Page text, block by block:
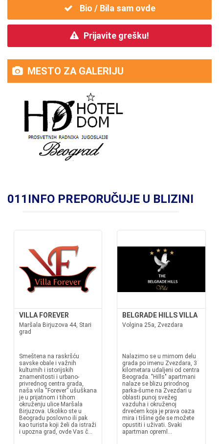
Bio / Bila sam ovde
Prijavite grešku!
MESTO ZA GALERIJU
011INFO PREPORUČUJE U BLIZINI
VILLA FOREVER
Maršala Birjuzova 44, Stari
grad
Smeštena na raskršću
savske obale i važnih
kulturnih i istorijskih
znamenitosti i urbano-
privrednog centra grada,
naša vila “Forever” ušuškana
je u prijatnom i tihom
okruženju ulice Maršala
Birjuzova. Ukoliko ste u
Beogradu poslovno ili pak
kao turista koji želi da istraži
i upozna grad, ovde Vas č...
BELGRADE HILLS VILLA
Volgina 25a, Zvezdara
Nalazimo se u mirnom delu
grada po imenu Zvezdara, 3
kilometara udaljeni od centra
Beograda. "Hills" apartmani
nalaze se blizu prirodnog
parka-šume na Zvezdari u
oblasti punoj svežeg
vazduha i okruženoj
drvećem koja je prava oaza
mira i tišine gde se možete
opustiti i uživati. Svaki
apartman opreml...